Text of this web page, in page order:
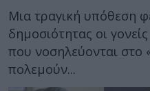
Μια τραγική υπόθεση
δημοσιότητας οι
που νοσηλεύονται στο
πολεμούν...